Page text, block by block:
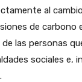
al
de carbono
las personas
sociales e,